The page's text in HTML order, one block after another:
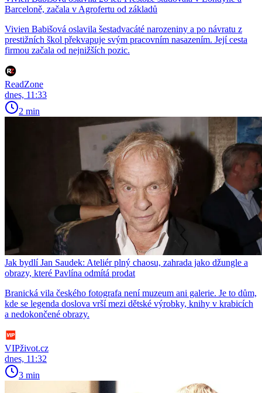
Barceloně, začala v Agrofertu od základů
Vivien Babišová oslavila šestadvacáté narozeniny a po návratu z
prestižních škol překvapuje svým pracovním nasazením. Její cesta
firmou začala od nejnižších pozic.
ReadZone
dnes, 11:33
2 min
Jak bydlí Jan Saudek: Ateliér plný chaosu, zahrada jako džungle a
obrazy, které Pavlína odmítá prodat
Branická vila českého fotografa není muzeum ani galerie. Je to dům,
kde se legenda doslova vrší mezi dětské výrobky, knihy v krabicích
a nedokončené obrazy.
VIPživot.cz
dnes, 11:32
3 min